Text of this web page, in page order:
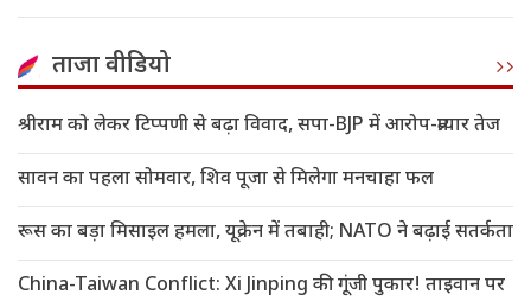
ताजा वीडियो
श्रीराम को लेकर टिप्पणी से बढ़ा विवाद, सपा-BJP में आरोप-प्रत्यार तेज
सावन का पहला सोमवार, शिव पूजा से मिलेगा मनचाहा फल
रूस का बड़ा मिसाइल हमला, यूक्रेन में तबाही; NATO ने बढ़ाई सतर्कता
China-Taiwan Conflict: Xi Jinping की गूंजी पुकार! ताइवान पर